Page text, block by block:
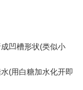
凹槽形状(类似小
(用白糖加水化开即